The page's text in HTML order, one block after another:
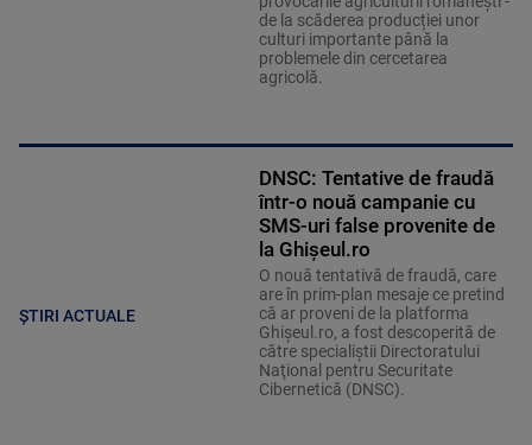
de la scăderea producției unor
culturi importante până la
problemele din cercetarea
agricolă.
ȘTIRI ACTUALE
DNSC: Tentative de fraudă
într-o nouă campanie cu
SMS-uri false provenite de
la Ghişeul.ro
O nouă tentativă de fraudă, care
are în prim-plan mesaje ce pretind
că ar proveni de la platforma
Ghişeul.ro, a fost descoperită de
către specialiştii Directoratului
Naţional pentru Securitate
Cibernetică (DNSC).